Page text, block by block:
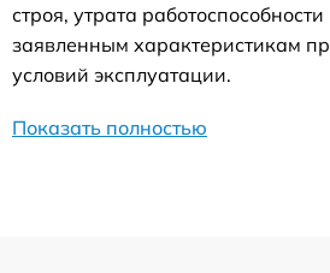
строя, утрата
заявленным характеристикам
условий эксплуатации.
Показать полностью